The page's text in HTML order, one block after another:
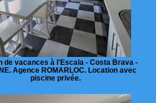
de vacances à l'Escala - Costa Brava -
Agence ROMARLOC. Location avec
piscine privée.